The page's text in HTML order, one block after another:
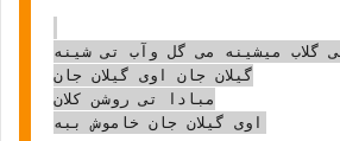
گلاب میشینه می گل وآب تی شینه
گیلان جان اوی گیلان جان
مبادا تی روشن کلان